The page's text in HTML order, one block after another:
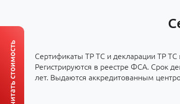
Сертификаты ТР ТС и декларации ТР
Регистрируются в реестре ФСА. Срок
лет. Выдаются аккредитованным